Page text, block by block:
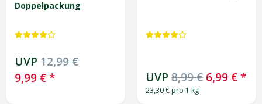
UVP8,99 €
35,99 €*